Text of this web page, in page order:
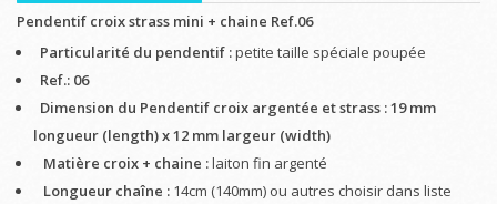
Pendentif croix strass mini + chaine Ref.06
Particularité du pendentif :petite taille spéciale poupée
Ref.: 06
Dimension du Pendentif croix argentée et strass :19 mm
longueur (length) x 12 mm largeur (width)
Matière croix + chaine :laiton fin argenté
Longueur chaîne : 14cm (140mm) ou autres choisir dans liste